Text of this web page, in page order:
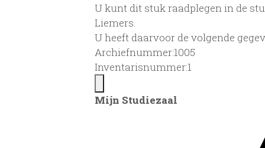
U kunt dit stuk raadplegen in de
Liemers.
U heeft daarvoor de volgende
Archiefnummer:1005
Inventarisnummer:1
Mijn Studiezaal